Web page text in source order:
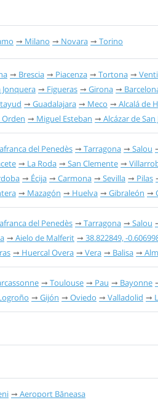
Milano Novara Torino
Brescia Piacenza Tortona
Jonquera Figueras Girona
Guadalajara Meco Alcalá de
Miguel Esteban Alcázar de San
del Penedès Tarragona Salou
La Roda San Clemente
Écija Carmona Sevilla Pilas
Mazagón Huelva Gibraleón
del Penedès Tarragona Salou
Aielo de Malferit 38.822849, -
Huercal Overa Vera Balisa
Toulouse Pau Bayonne
Gijón Oviedo Valladolid
Aeroport Băneasa